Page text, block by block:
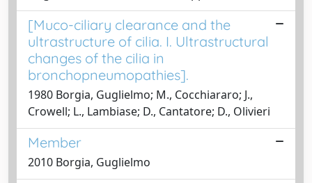
[Muco-ciliary clearance and the
ultrastructure of cilia. I. Ultrastructural
changes of the cilia in
bronchopneumopathies].
1980 Borgia, Guglielmo; M., Cocchiararo; J.,
Crowell; L., Lambiase; D., Cantatore; D., Olivieri
Member
2010 Borgia, Guglielmo